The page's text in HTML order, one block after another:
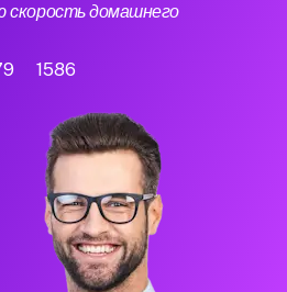
скорость домашнего
1586